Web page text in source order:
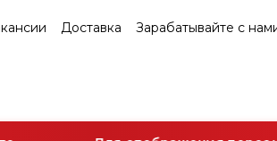
Доставка Зарабатывайте с